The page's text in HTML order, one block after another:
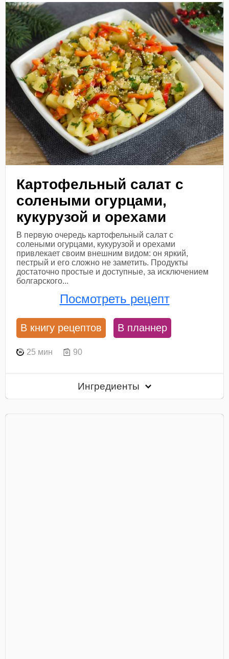
Картофельный салат с
солеными огурцами,
кукурузой и орехами
В первую очередь картофельный салат с
солеными огурцами, кукурузой и орехами
привлекает своим внешним видом: он яркий,
пестрый и его сложно не заметить. Продукты
достаточно простые и доступные, за исключением
болгарского...
Посмотреть рецепт
В книгу рецептов В планнер
25 мин 90
Ингредиенты